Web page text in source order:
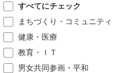
すべてにチェック
まちづくり・コミュニティ
健康・医療
教育・ＩＴ
男女共同参画・平和